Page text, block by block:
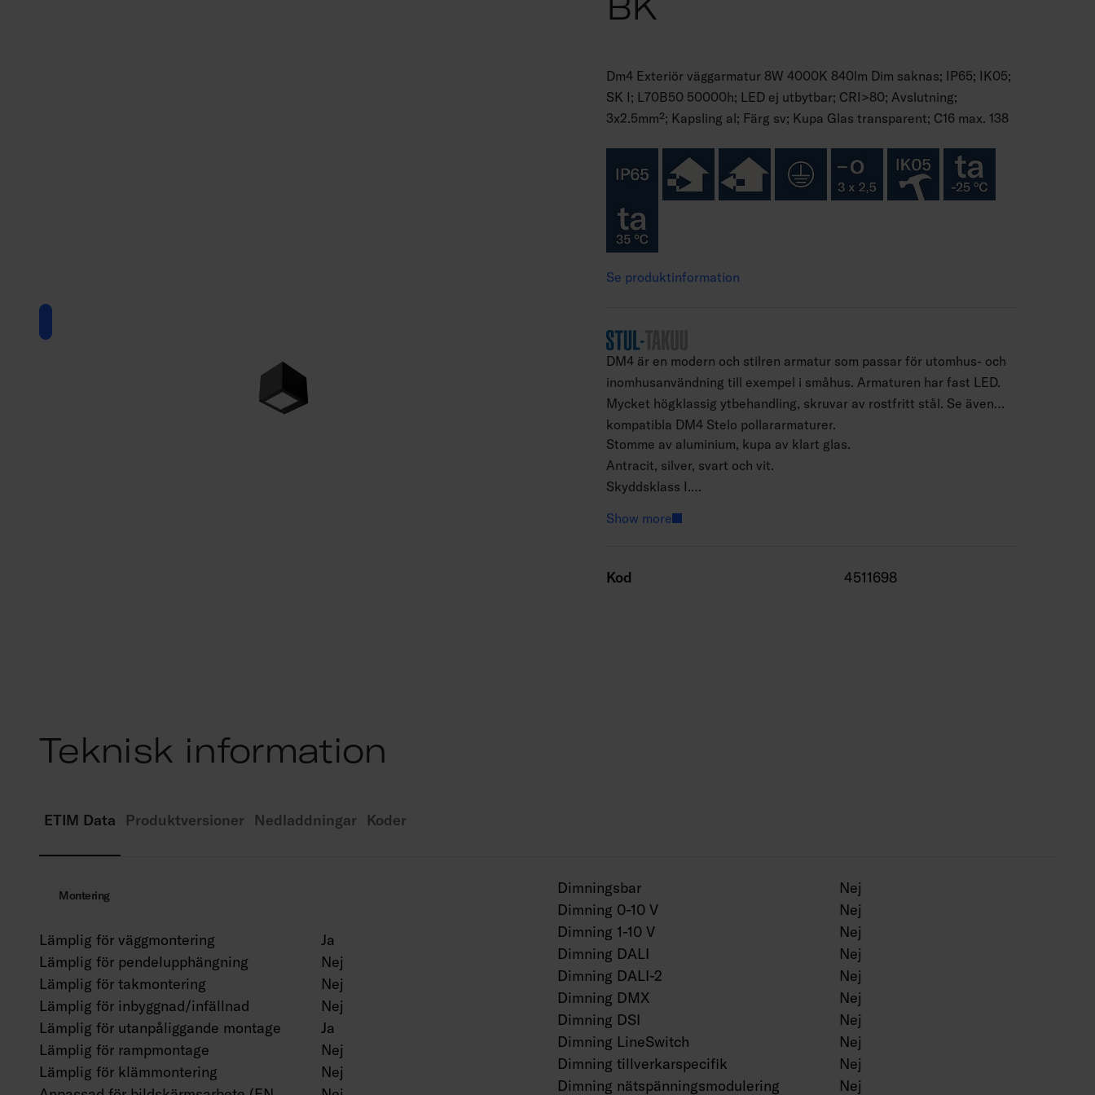
Dm4 Exteriör väggarmatur 8W 4000K 840lm Dim saknas; IP65; IK05;
SK I; L70B50 50000h; LED ej utbytbar; CRI>80; Avslutning;
3x2.5mm²; Kapsling al; Färg sv; Kupa Glas transparent; C16 max. 138
Se produktinformation
DM4 är en modern och stilren armatur som passar för utomhus- och
inomhusanvändning till exempel i småhus. Armaturen har fast LED.
Mycket högklassig ytbehandling, skruvar av rostfritt stål. Se även
kompatibla DM4 Stelo pollararmaturer.
Stomme av aluminium, kupa av klart glas.
Antracit, silver, svart och vit.
Skyddsklass I.
Fast LED 8–16 W/805–1680 lm.
Show more
Kod 4511698
Teknisk information
ETIM Data Produktversioner Nedladdningar Koder
Montering
Lämplig för väggmontering
Ja
Lämplig för pendelupphängning
Nej
Lämplig för takmontering
Nej
Lämplig för inbyggnad/infällnad
Nej
Lämplig för utanpåliggande montage
Ja
Lämplig för rampmontage
Nej
Lämplig för klämmontering
Nej
Dimningsbar
Nej
Dimning 0-10 V
Nej
Dimning 1-10 V
Nej
Dimning DALI
Nej
Dimning DALI-2
Nej
Dimning DMX
Nej
Dimning DSI
Nej
Dimning LineSwitch
Nej
Dimning tillverkarspecifik
Nej
Dimning nätspänningsmodulering
Nej